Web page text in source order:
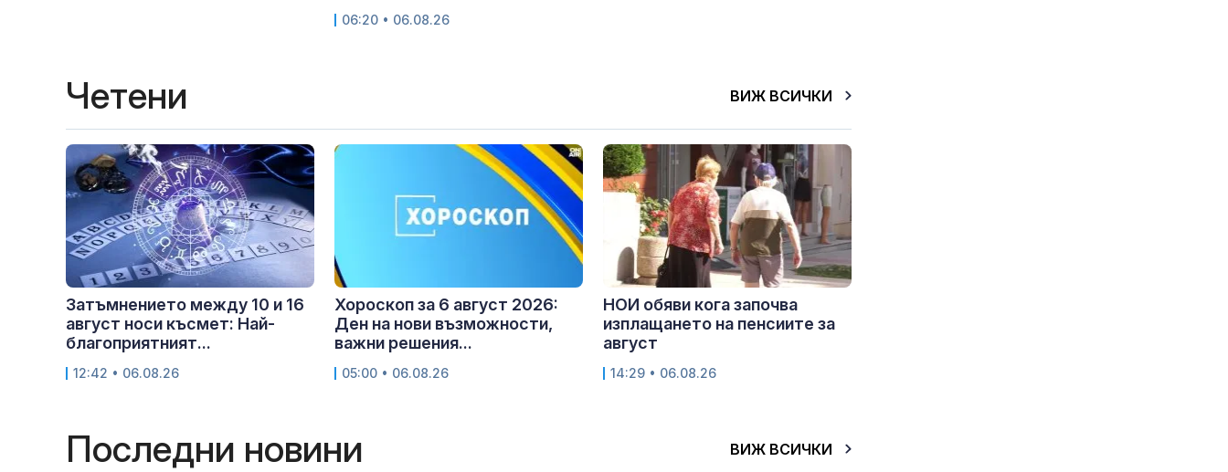
06:20 • 06.08.26
Четени ВИЖ ВСИЧКИ
Затъмнението между 10 и 16
август носи късмет: Най-
благоприятният...
12:42 • 06.08.26
Хороскоп за 6 август 2026:
Ден на нови възможности,
важни решения...
05:00 • 06.08.26
НОИ обяви кога започва
изплащането на пенсиите за
август
14:29 • 06.08.26
Последни новини ВИЖ ВСИЧКИ